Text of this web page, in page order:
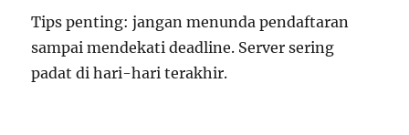
Tips penting: jangan menunda pendaftaran
sampai mendekati deadline. Server sering
padat di hari-hari terakhir.